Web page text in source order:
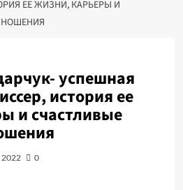
ЕЕ ЖИЗНИ, КАРЬЕРЫ И
успешная
история ее
и счастливые
2022 0